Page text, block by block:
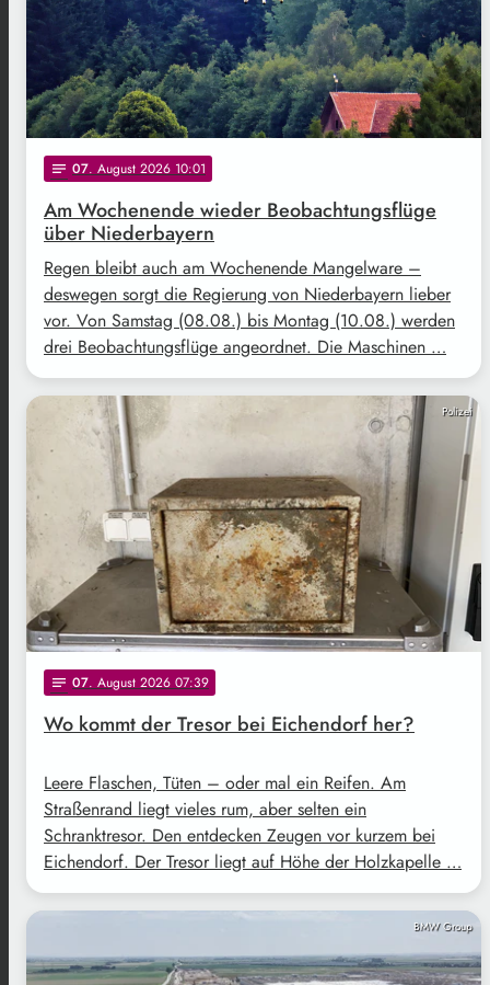
notes 07. August 2026 10:01
Am Wochenende wieder Beobachtungsflüge
über Niederbayern
Regen bleibt auch am Wochenende Mangelware –
deswegen sorgt die Regierung von Niederbayern lieber
vor. Von Samstag (08.08.) bis Montag (10.08.) werden
drei Beobachtungsflüge angeordnet. Die Maschinen …
Polizei
notes 07. August 2026 07:39
Wo kommt der Tresor bei Eichendorf her?
Leere Flaschen, Tüten – oder mal ein Reifen. Am
Straßenrand liegt vieles rum, aber selten ein
Schranktresor. Den entdecken Zeugen vor kurzem bei
Eichendorf. Der Tresor liegt auf Höhe der Holzkapelle …
BMW Group